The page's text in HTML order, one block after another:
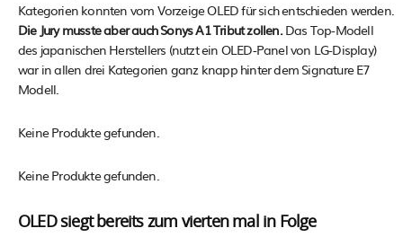
Kategorien konnten vom Vorzeige OLED für sich entschieden werden.
Die Jury musste aber auch Sonys A1 Tribut zollen.Das Top-Modell
des japanischen Herstellers (nutzt ein OLED-Panel von LG-Display)
war in allen drei Kategorien ganz knapp hinter dem Signature E7
Modell.
Keine Produkte gefunden.
Keine Produkte gefunden.
OLED siegt bereits zum vierten mal in Folge